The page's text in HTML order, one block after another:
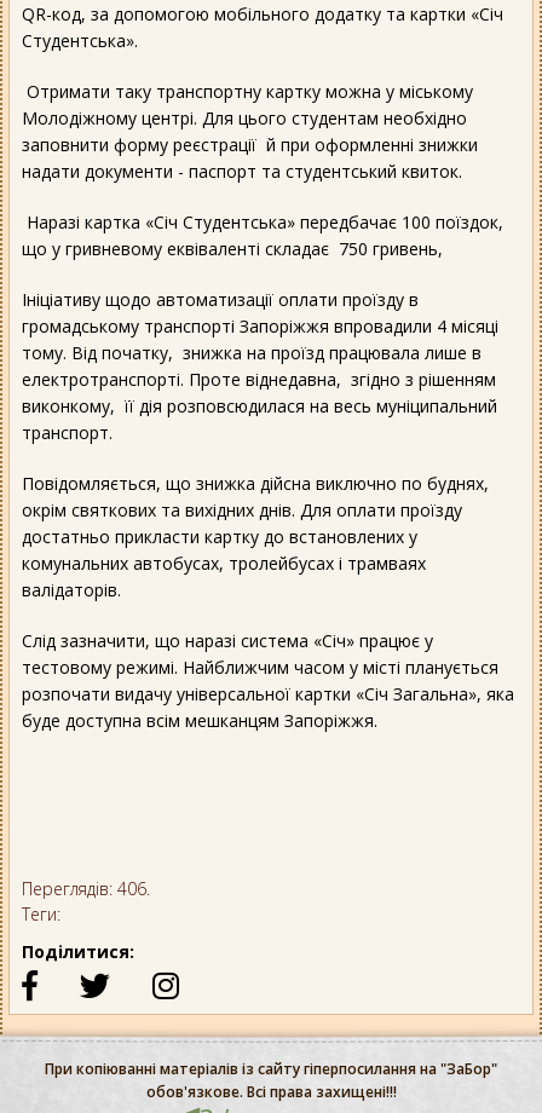
QR-код, за допомогою мобільного додатку та картки «Січ
Студентська».
Отримати таку транспортну картку можна у міському
Молодіжному центрі. Для цього студентам необхідно
заповнити форму реєстрації й при оформленні знижки
надати документи - паспорт та студентський квиток.
Наразі картка «Січ Студентська» передбачає 100 поїздок,
що у гривневому еквіваленті складає 750 гривень,
Ініціативу щодо автоматизації оплати проїзду в
громадському транспорті Запоріжжя впровадили 4 місяці
тому. Від початку, знижка на проїзд працювала лише в
електротранспорті. Проте віднедавна, згідно з рішенням
виконкому, її дія розповсюдилася на весь муніципальний
транспорт.
Повідомляється, що знижка дійсна виключно по буднях,
окрім святкових та вихідних днів. Для оплати проїзду
достатньо прикласти картку до встановлених у
комунальних автобусах, тролейбусах і трамваях
валідаторів.
Слід зазначити, що наразі система «Січ» працює у
тестовому режимі. Найближчим часом у місті планується
розпочати видачу універсальної картки «Січ Загальна», яка
буде доступна всім мешканцям Запоріжжя.
Переглядів: 406.
Теги:
Поділитися:
При копіюванні матеріалів із сайту гіперпосилання на "ЗаБор"
обов'язкове. Всі права захищені!!!